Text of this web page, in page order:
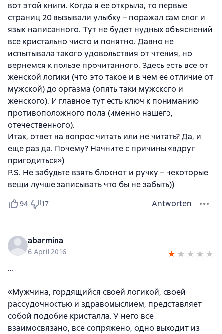
вот этой книги. Когда я ее открыла, то первые
страниц 20 вызывали улыбку – поражал сам слог и
язык написанного. Тут не будет нудных объяснений
все кристально чисто и понятно. Давно не
испытывала такого удовольствия от чтения, но
вернемся к пользе прочитанного. Здесь есть все от
женской логики (что это такое и в чем ее отличие от
мужской) до оргазма (опять таки мужского и
женского). И главное тут есть ключ к пониманию
противоположного пола (именно нашего,
отечественного).
Итак, ответ на вопрос читать или не читать? Да, и
еще раз да. Почему? Начните с причины «вдруг
пригодиться»)
P.S. Не забудьте взять блокнот и ручку – некоторые
вещи лучше записывать что бы не забыть))
94 17 Antworten
abarmina
6 April 2016
…
«Мужчина, гордящийся своей логикой, своей
рассудочностью и здравомыслием, представляет
собой подобие кристалла. У него все
взаимосвязано, все сопряжено, одно выходит из